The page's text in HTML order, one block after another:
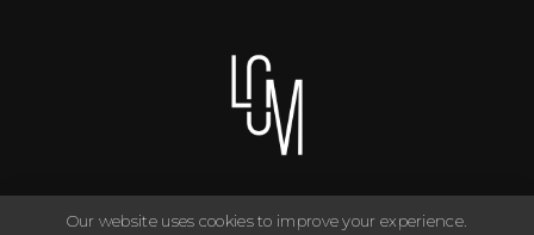
Our website uses cookies to improve your experience.